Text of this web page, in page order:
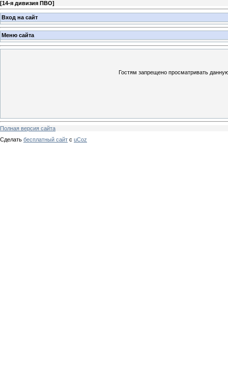
[14-я дивизия ПВО]
Вход на сайт
Меню сайта
Гостям запрещено просматривать
Полная версия сайта
Сделать бесплатный сайт с uCoz